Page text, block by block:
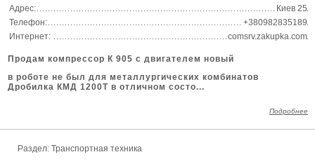
Адрес:
Киев 25
Телефон:
+380982835189
Интернет:
comsrv.zakupka.com
Продам компрессор К 905 с двигателем новый
в роботе не был для металлургических комбинатов
Дробилка КМД 1200Т в отличном состо...
Подробнее
Раздел: Транспортная техника